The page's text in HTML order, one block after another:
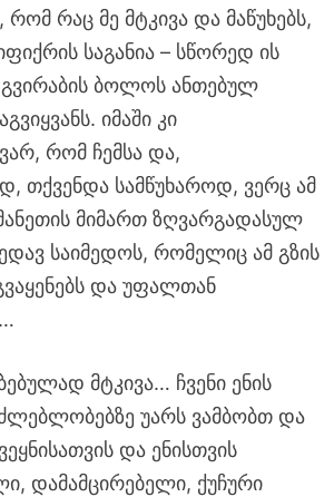
რომ რაც მე მტკივა და მაწუხებს,
საგანია – სწორედ ის
ბოლოს ანთებულ
იმაში კი
რომ ჩემსა და,
თქვენდა სამწუხაროდ, ვერც ამ
მიმართ ზღვარგადასულ
საიმედოს, რომელიც ამ გზის
და უფალთან
მტკივა… ჩვენი ენის
უარს ვამბობთ და
და ენისთვის
დამამცირებელი, ქუჩური